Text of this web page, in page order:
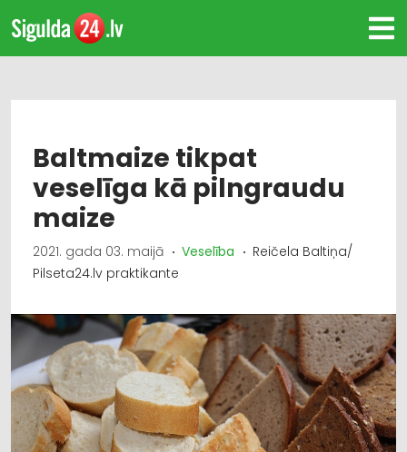
Baltmaize tikpat
veselīga kā pilngraudu
maize
2021. gada 03. maijā Veselība
Reičela Baltiņa/
Pilseta24.lv praktikante